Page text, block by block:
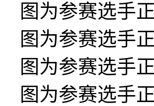
图为参赛选手
图为参赛选手
图为参赛选手
图为参赛选手